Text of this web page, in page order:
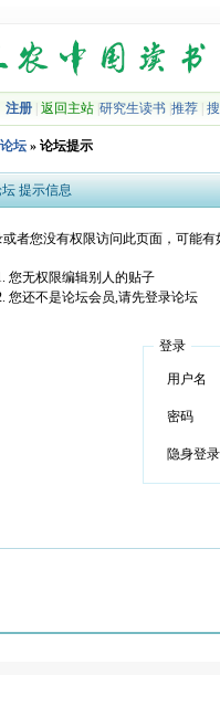
注册| 返回主站| 研究生读书| 推荐|
坛» 论坛提示
提示信息
者您没有权限访问此页面，可能有
您无权限编辑别人的贴子
您还不是论坛会员,请先登录论坛
登录
用户名
密码
隐身登录